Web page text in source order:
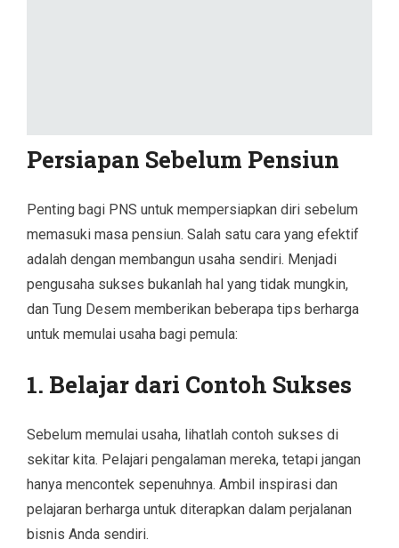
Persiapan Sebelum Pensiun
Penting bagi PNS untuk mempersiapkan diri sebelum
memasuki masa pensiun. Salah satu cara yang efektif
adalah dengan membangun usaha sendiri. Menjadi
pengusaha sukses bukanlah hal yang tidak mungkin,
dan Tung Desem memberikan beberapa tips berharga
untuk memulai usaha bagi pemula:
1. Belajar dari Contoh Sukses
Sebelum memulai usaha, lihatlah contoh sukses di
sekitar kita. Pelajari pengalaman mereka, tetapi jangan
hanya mencontek sepenuhnya. Ambil inspirasi dan
pelajaran berharga untuk diterapkan dalam perjalanan
bisnis Anda sendiri.